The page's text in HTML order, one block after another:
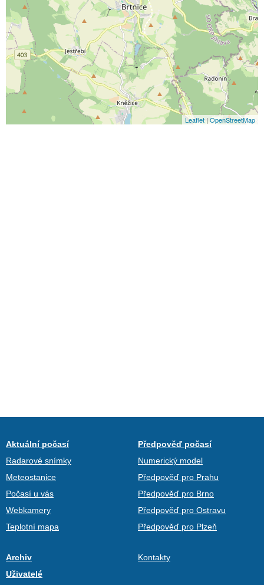
Leaflet |OpenStreetMap
Aktuální počasí
Radarové snímky
Meteostanice
Počasí u vás
Webkamery
Teplotní mapa
Předpověď počasí
Numerický model
Předpověď pro Prahu
Předpověď pro Brno
Předpověď pro Ostravu
Předpověď pro Plzeň
Archiv
Uživatelé
Kontakty